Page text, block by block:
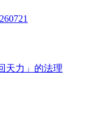
天力」的法理